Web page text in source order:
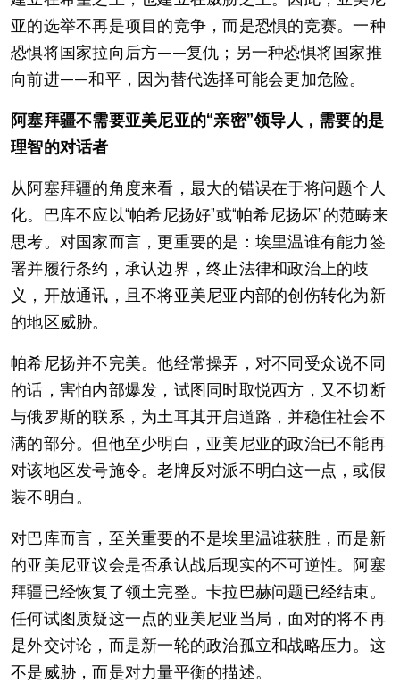
亚的选举不再是项目的竞争，而是恐惧的竞赛。一种
恐惧将国家拉向后方——复仇；另一种恐惧将国家推
向前进——和平，因为替代选择可能会更加危险。
阿塞拜疆不需要亚美尼亚的“亲密”领导人，需要的是
理智的对话者
从阿塞拜疆的角度来看，最大的错误在于将问题个人
化。巴库不应以“帕希尼扬好”或“帕希尼扬坏”的范畴来
思考。对国家而言，更重要的是：埃里温谁有能力签
署并履行条约，承认边界，终止法律和政治上的歧
义，开放通讯，且不将亚美尼亚内部的创伤转化为新
的地区威胁。
帕希尼扬并不完美。他经常操弄，对不同受众说不同
的话，害怕内部爆发，试图同时取悦西方，又不切断
与俄罗斯的联系，为土耳其开启道路，并稳住社会不
满的部分。但他至少明白，亚美尼亚的政治已不能再
对该地区发号施令。老牌反对派不明白这一点，或假
装不明白。
对巴库而言，至关重要的不是埃里温谁获胜，而是新
的亚美尼亚议会是否承认战后现实的不可逆性。阿塞
拜疆已经恢复了领土完整。卡拉巴赫问题已经结束。
任何试图质疑这一点的亚美尼亚当局，面对的将不再
是外交讨论，而是新一轮的政治孤立和战略压力。这
不是威胁，而是对力量平衡的描述。